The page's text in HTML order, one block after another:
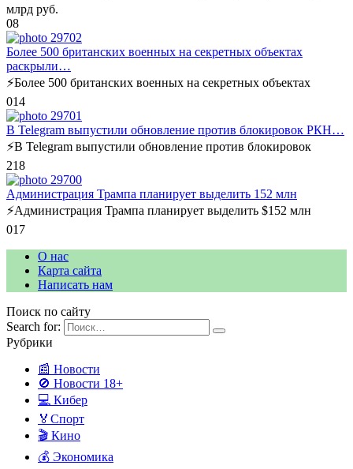
млрд руб.
08
Более 500 британских военных на секретных объектах
раскрыли…
⚡️Более 500 британских военных на секретных объектах
014
В Telegram выпустили обновление против блокировок РКН…
⚡️В Telegram выпустили обновление против блокировок
218
Администрация Трампа планирует выделить 152 млн
⚡️Администрация Трампа планирует выделить $152 млн
017
О нас
Карта сайта
Написать нам
Поиск по сайту
Search for:
Рубрики
📰 Новости
🚫 Новости 18+
💻 Кибер
🏅Спорт
🎬 Кино
💰 Экономика